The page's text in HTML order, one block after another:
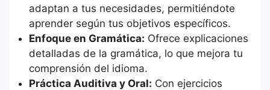
adaptan a tus necesidades, permitiéndote
aprender según tus objetivos específicos.
Enfoque en Gramática: Ofrece explicaciones
detalladas de la gramática, lo que mejora tu
comprensión del idioma.
Práctica Auditiva y Oral: Con ejercicios